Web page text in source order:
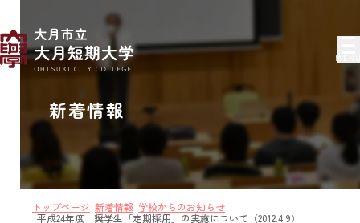
新着情報
トップページ 新着情報 学校からのお知らせ
平成24年度 奨学生「定期採用」の実施について（2012.4.9）